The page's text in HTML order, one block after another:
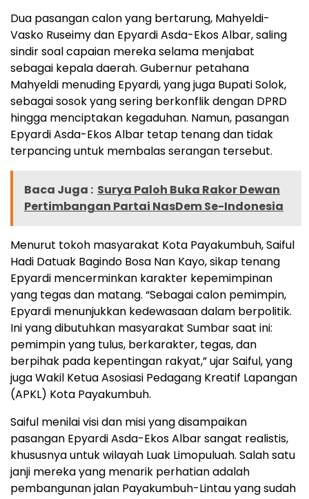
Dua pasangan calon yang bertarung, Mahyeldi-
Vasko Ruseimy dan Epyardi Asda-Ekos Albar, saling
sindir soal capaian mereka selama menjabat
sebagai kepala daerah. Gubernur petahana
Mahyeldi menuding Epyardi, yang juga Bupati Solok,
sebagai sosok yang sering berkonflik dengan DPRD
hingga menciptakan kegaduhan. Namun, pasangan
Epyardi Asda-Ekos Albar tetap tenang dan tidak
terpancing untuk membalas serangan tersebut.
Baca Juga : Surya Paloh Buka Rakor Dewan
Pertimbangan Partai NasDem Se-Indonesia
Menurut tokoh masyarakat Kota Payakumbuh, Saiful
Hadi Datuak Bagindo Bosa Nan Kayo, sikap tenang
Epyardi mencerminkan karakter kepemimpinan
yang tegas dan matang. “Sebagai calon pemimpin,
Epyardi menunjukkan kedewasaan dalam berpolitik.
Ini yang dibutuhkan masyarakat Sumbar saat ini:
pemimpin yang tulus, berkarakter, tegas, dan
berpihak pada kepentingan rakyat,” ujar Saiful, yang
juga Wakil Ketua Asosiasi Pedagang Kreatif Lapangan
(APKL) Kota Payakumbuh.
Saiful menilai visi dan misi yang disampaikan
pasangan Epyardi Asda-Ekos Albar sangat realistis,
khususnya untuk wilayah Luak Limopuluah. Salah satu
janji mereka yang menarik perhatian adalah
pembangunan jalan Payakumbuh-Lintau yang sudah